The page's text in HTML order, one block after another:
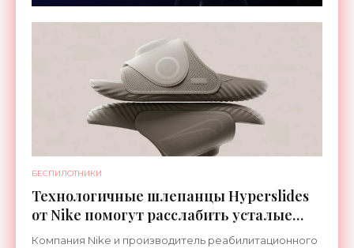
БЕСПИЛОТНИКИ
Технологичные шлепанцы Hyperslides
от Nike помогут расслабить усталые
ноги после тренировки - «Гаджеты»
Компания Nike и производитель реабилитационного